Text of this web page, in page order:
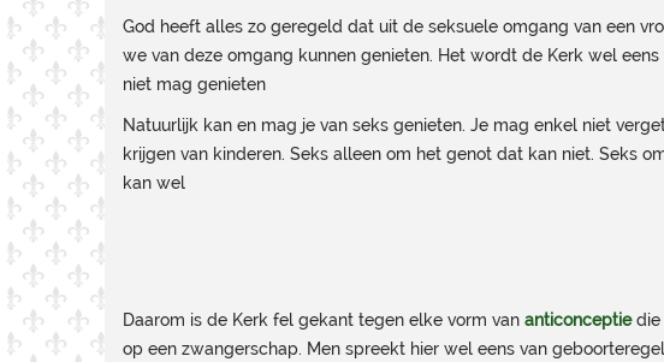
God heeft alles zo geregeld dat uit de seksuele omgang van een
we van deze omgang kunnen genieten. Het wordt de Kerk wel
niet mag genieten
Natuurlijk kan en mag je van seks genieten. Je mag enkel niet
krijgen van kinderen. Seks alleen om het genot dat kan niet. Seks
kan wel
Daarom is de Kerk fel gekant tegen elke vorm van anticonceptiedie
op een zwangerschap. Men spreekt hier wel eens van